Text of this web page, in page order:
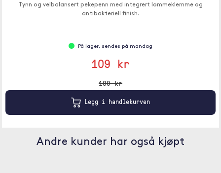
Tynn og velbalansert pekepenn med integrert lommeklemme og
antibakteriell finish.
På lager, sendes på mandag
109 kr
189 kr
Legg i handlekurven
Andre kunder har også kjøpt